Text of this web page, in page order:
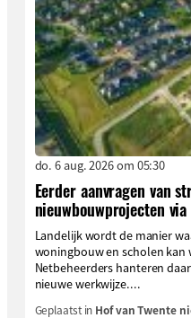
do. 6 aug. 2026 om 05:30
Eerder aanvragen van
nieuwbouwprojecten
Landelijk wordt de manier
woningbouw en scholen kan
Netbeheerders hanteren
nieuwe werkwijze....
Geplaatst in Hof van Twente